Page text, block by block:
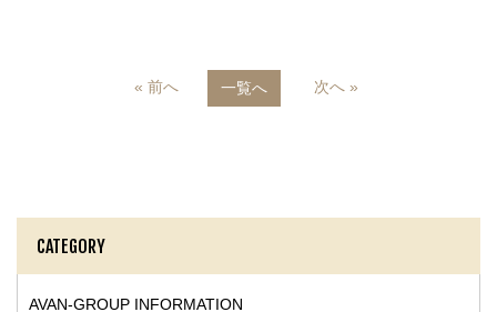
« 前へ 一覧へ 次へ »
CATEGORY
AVAN-GROUP INFORMATION